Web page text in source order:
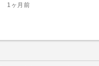
1ヶ月前